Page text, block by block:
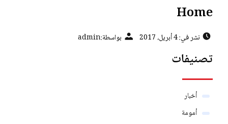
Home
نشر في: 4 أبريل، 2017 بواسطة:admin
تصنيفات
أخبار
أمومة